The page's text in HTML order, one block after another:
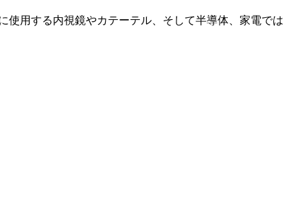
使用する内視鏡やカテーテル、そして半導体、家電では